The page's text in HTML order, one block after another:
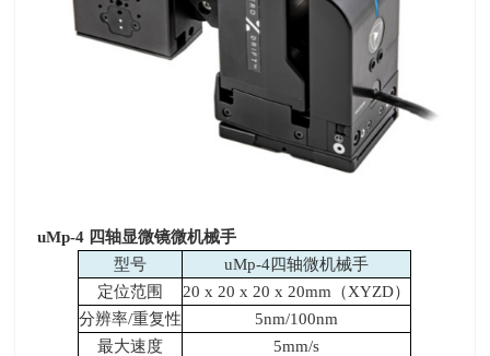
uMp-4 四轴显微镜微机械手
型号
uMp-4四轴微机械手
定位范围
20 x 20 x 20 x 20mm（XYZD）
分辨率/重复性
5nm/100nm
最大速度
5mm/s